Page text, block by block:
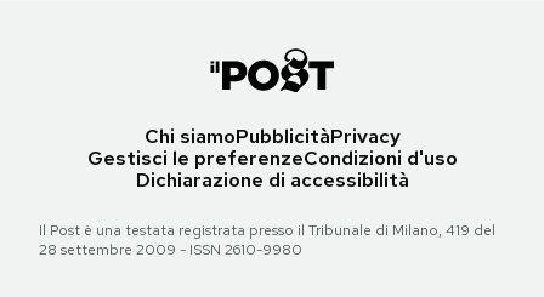
Chi siamoPubblicitàPrivacy
Gestisci le preferenzeCondizioni d'uso
Dichiarazione di accessibilità
Il Post è una testata registrata presso il Tribunale di Milano, 419 del
28 settembre 2009 - ISSN 2610-9980